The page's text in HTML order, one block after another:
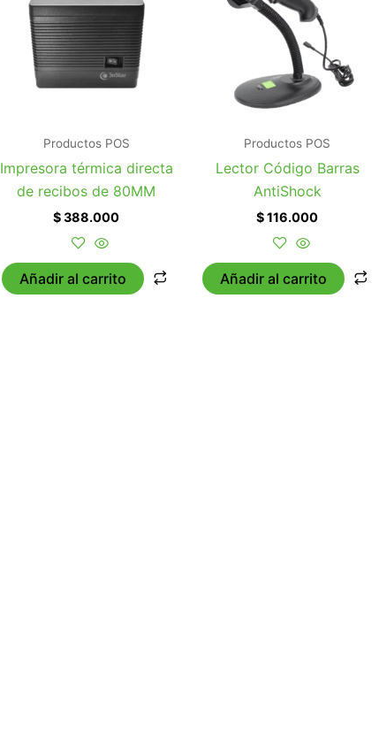
Productos POS
Impresora térmica directa
de recibos de 80MM
$388.000
Añadir al carrito
Productos POS
Lector Código Barras
AntiShock
$116.000
Añadir al carrito